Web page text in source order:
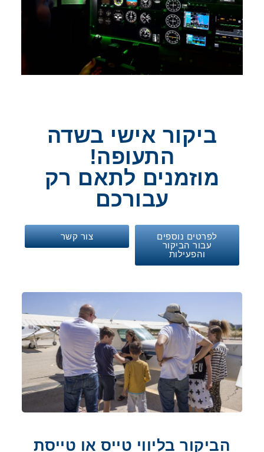
ביקור אישי בשדה
התעופה!
מוזמנים לתאם רק
עבורכם
לפרטים נוספים
עבור הביקור
והפעילות
צור קשר
הביקור בליווי טייס או טייסת